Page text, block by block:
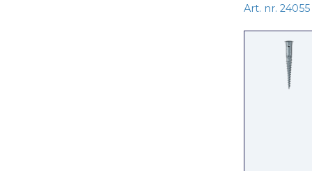
Art. nr. 24055